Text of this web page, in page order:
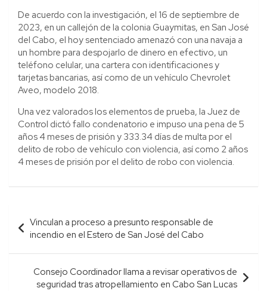
De acuerdo con la investigación, el 16 de septiembre de
2023, en un callejón de la colonia Guaymitas, en San José
del Cabo, el hoy sentenciado amenazó con una navaja a
un hombre para despojarlo de dinero en efectivo, un
teléfono celular, una cartera con identificaciones y
tarjetas bancarias, así como de un vehículo Chevrolet
Aveo, modelo 2018.
Una vez valorados los elementos de prueba, la Juez de
Control dictó fallo condenatorio e impuso una pena de 5
años 4 meses de prisión y 333.34 días de multa por el
delito de robo de vehículo con violencia, así como 2 años
4 meses de prisión por el delito de robo con violencia.
Navegación
de
entradas
Vinculan a proceso a presunto responsable de
incendio en el Estero de San José del Cabo
Consejo Coordinador llama a revisar operativos de
seguridad tras atropellamiento en Cabo San Lucas